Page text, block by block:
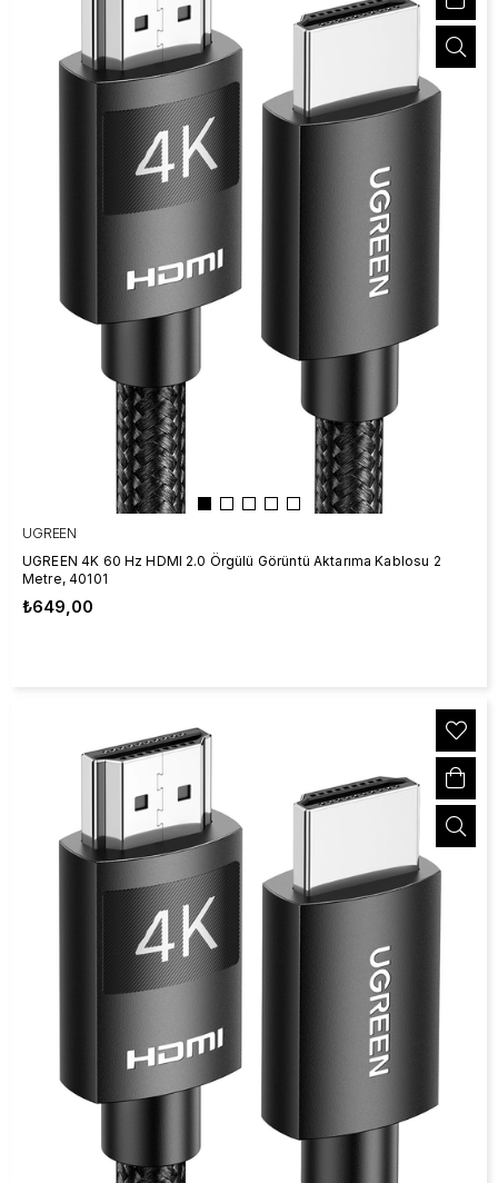
UGREEN
UGREEN 4K 60 Hz HDMI 2.0 Örgülü Görüntü Aktarıma Kablosu 2
Metre, 40101
₺649,00